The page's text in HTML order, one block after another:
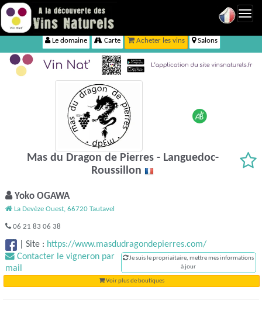
Le domaine Carte Acheter les vins Salons
Mas du Dragon de Pierres - Languedoc-
Roussillon
Yoko OGAWA
La Devèze Ouest, 66720 Tautavel
06 21 83 06 38
|Site : https://www.masdudragondepierres.com/
Contacter le vigneron par
mail
Je suis le propriaitaire, mettre mes informations
à jour
Voir plus de boutiques